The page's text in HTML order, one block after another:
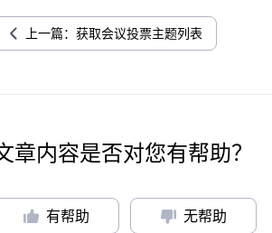
上一篇：获取会议投票主题列表
章内容是否对您有帮助？
有帮助 无帮助